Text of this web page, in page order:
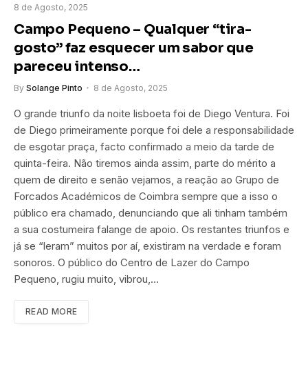
8 de Agosto, 2025
Campo Pequeno – Qualquer “tira-
gosto” faz esquecer um sabor que
pareceu intenso…
By Solange Pinto 8 de Agosto, 2025
O grande triunfo da noite lisboeta foi de Diego Ventura. Foi
de Diego primeiramente porque foi dele a responsabilidade
de esgotar praça, facto confirmado a meio da tarde de
quinta-feira. Não tiremos ainda assim, parte do mérito a
quem de direito e senão vejamos, a reação ao Grupo de
Forcados Académicos de Coimbra sempre que a isso o
público era chamado, denunciando que ali tinham também
a sua costumeira falange de apoio. Os restantes triunfos e
já se “leram” muitos por aí, existiram na verdade e foram
sonoros. O público do Centro de Lazer do Campo
Pequeno, rugiu muito, vibrou,…
READ MORE